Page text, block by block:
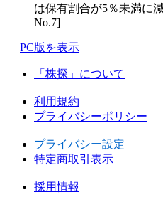
は保有割合が5％未満に
No.7]
PC版を表示
「株探」について
|
利用規約
プライバシーポリシー
|
プライバシー設定
特定商取引表示
|
採用情報